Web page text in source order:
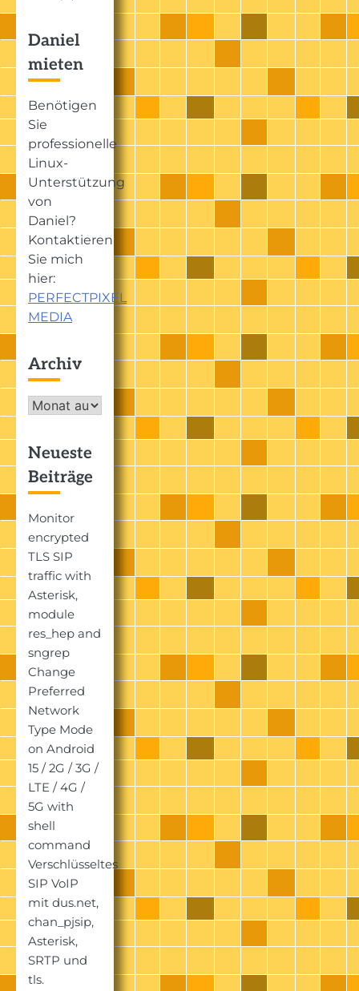
Daniel
mieten
Benötigen
Sie
professionelle
Linux-
Unterstützung
von
Daniel?
Kontaktieren
Sie mich
hier:
PERFECTPIXEL
MEDIA
Archiv
Archiv
Neueste
Beiträge
Monitor
encrypted
TLS SIP
traffic with
Asterisk,
module
res_hep and
sngrep
Change
Preferred
Network
Type Mode
on Android
15 / 2G / 3G /
LTE / 4G /
5G with
shell
command
Verschlüsseltes
SIP VoIP
mit dus.net,
chan_pjsip,
Asterisk,
SRTP und
tls.